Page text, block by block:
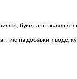
букет доставлялся в
на добавки к воде,